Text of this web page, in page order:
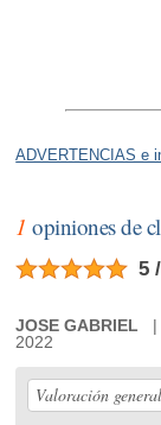
ADVERTENCIAS e
1 opiniones de
5
JOSE GABRIEL |
2022
Valoración